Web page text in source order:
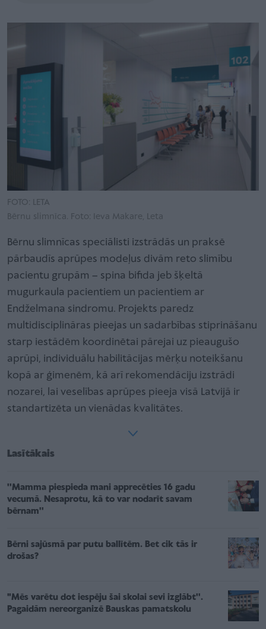
FOTO: LETA
Bērnu slimnīca. Foto: Ieva Makare, Leta
Bērnu slimnīcas speciālisti izstrādās un praksē
pārbaudīs aprūpes modeļus divām reto slimību
pacientu grupām – spina bifida jeb šķeltā
mugurkaula pacientiem un pacientiem ar
Endželmana sindromu. Projekts paredz
multidisciplināras pieejas un sadarbības stiprināšanu
starp iestādēm koordinētai pārejai uz pieaugušo
aprūpi, individuālu habilitācijas mērķu noteikšanu
kopā ar ģimenēm, kā arī rekomendāciju izstrādi
nozarei, lai veselības aprūpes pieeja visā Latvijā ir
standartizēta un vienādas kvalitātes.
Lasītākais
''Mamma piespieda mani apprecēties 16 gadu
vecumā. Nesaprotu, kā to var nodarīt savam
bērnam''
Bērni sajūsmā par putu ballītēm. Bet cik tās ir
drošas?
"Mēs varētu dot iespēju šai skolai sevi izglābt''.
Pagaidām nereorganizē Bauskas pamatskolu